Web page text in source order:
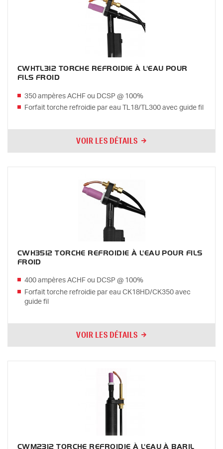
CWHTL312 TORCHE REFROIDIE À L'EAU POUR
FILS FROID
350 ampères ACHF ou DCSP @ 100%
Forfait torche refroidie par eau TL18/TL300 avec guide fil
VOIR LES DÉTAILS
CWH3512 TORCHE REFROIDIE À L'EAU POUR FILS
FROID
400 ampères ACHF ou DCSP @ 100%
Forfait torche refroidie par eau CK18HD/CK350 avec
guide fil
VOIR LES DÉTAILS
CWM2312 TORCHE REFROIDIE À L'EAU À BARIL